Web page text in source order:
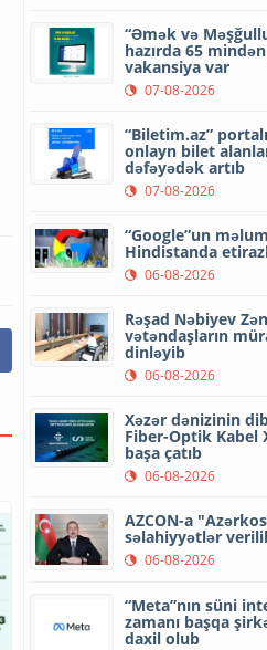
“Əmək və
hazırda 65
vakansiya var
07-08-2026
“Biletim.az”
onlayn bilet
dəfəyədək artıb
07-08-2026
“Google”un
Hindistanda
06-08-2026
Rəşad Nəbiyev
vətəndaşların
dinləyib
06-08-2026
Xəzər dənizinin
Fiber-Optik Kabel
başa çatıb
06-08-2026
AZCON-a
səlahiyyətlər
06-08-2026
“Meta”nın süni
zamanı başqa
daxil olub